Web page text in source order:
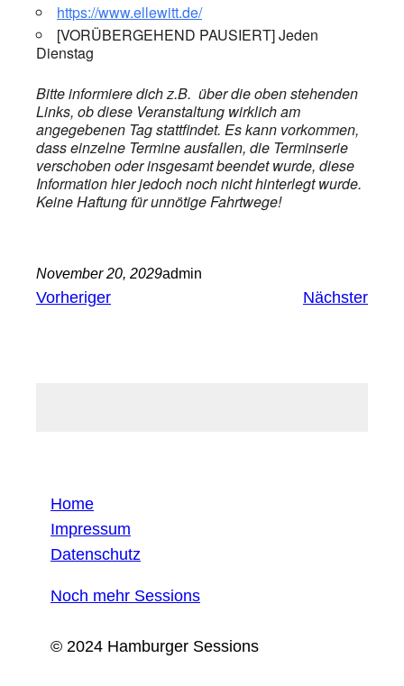
https://www.ellewitt.de/
[VORÜBERGEHEND PAUSIERT] Jeden
Dienstag
Bitte informiere dich z.B. über die oben stehenden
Links, ob diese Veranstaltung wirklich am
angegebenen Tag stattfindet. Es kann vorkommen,
dass einzelne Termine ausfallen, die Terminserie
verschoben oder insgesamt beendet wurde, diese
Information hier jedoch noch nicht hinterlegt wurde.
Keine Haftung für unnötige Fahrtwege!
November 20, 2029admin
Vorheriger Nächster
Home
Impressum
Datenschutz
Noch mehr Sessions
© 2024 Hamburger Sessions